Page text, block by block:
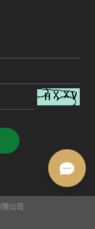
公司